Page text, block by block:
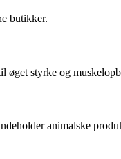
butikker.
øget styrke og
animalske